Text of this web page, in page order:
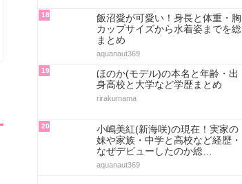
18
飯沼愛が可愛い！身長と体重・胸
カップサイズから水着姿までを総
まとめ
aquanaut369
19
ほのか(モデル)の本名と年齢・出
身高校と大学など学歴まとめ
rirakumama
20
小嶋美紅(新海咲)の現在！実家の
妹や家族・中学と高校など経歴・
なぜデビューしたのか総…
aquanaut369